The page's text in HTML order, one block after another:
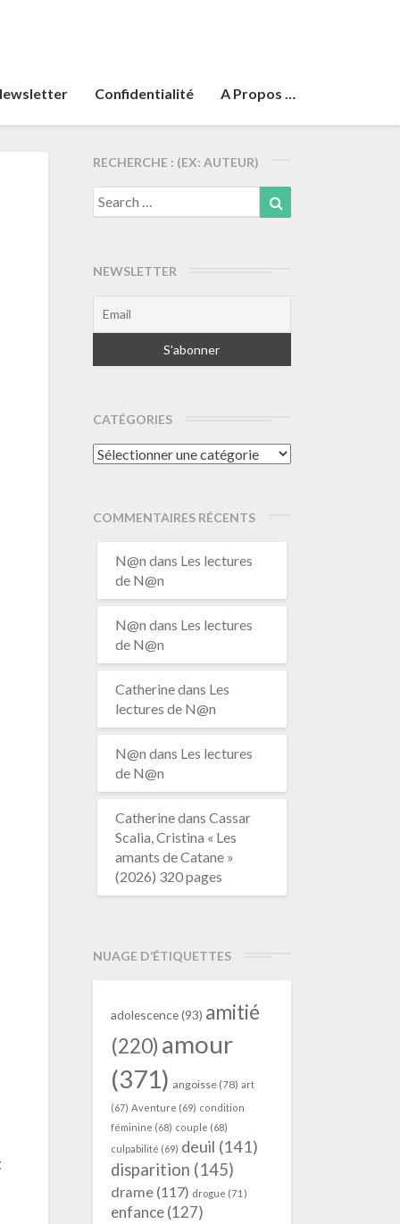
Confidentialité A Propos …
RECHERCHE : (EX: AUTEUR)
Search
for:
NEWSLETTER
CATÉGORIES
Catégories
COMMENTAIRES RÉCENTS
N@n dans Les lectures
de N@n
N@n dans Les lectures
de N@n
Catherinedans Les
lectures de N@n
N@n dans Les lectures
de N@n
Catherinedans Cassar
Scalia, Cristina « Les
amants de Catane »
(2026) 320 pages
NUAGE D’ÉTIQUETTES
adolescence(93) amitié
(220) amour
(371) angoisse(78) art
(67) Aventure (69) condition
féminine (68) couple (68)
culpabilité (69) deuil (141)
disparition (145)
drame(117) drogue (71)
enfance(127)